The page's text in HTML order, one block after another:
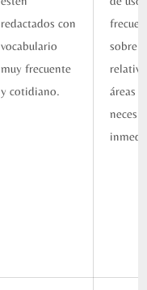
redactados con
vocabulario
muy frecuente
y cotidiano.
sobre
áreas